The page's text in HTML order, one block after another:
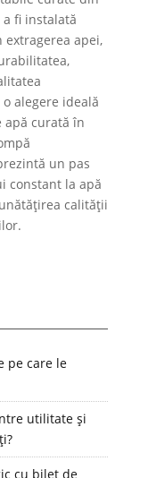
fi instalată
apei,
alegere ideală
apă curată în
un pas
constant la apă
calității
pe care le
utilitate și
cu bilet de